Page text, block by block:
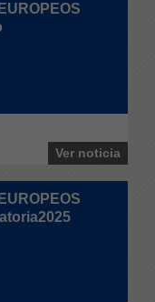
Ver noticia